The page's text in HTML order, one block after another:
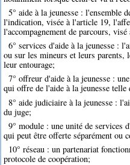
5° aide à la jeunesse : l'ensemble
l'indication, visée à l'article 19,
l'accompagnement de parcours,
6° services d'aide à la jeunesse :
ou sur les mineurs et leurs parents,
leur entourage;
7° offreur d'aide à la jeunesse :
qui offre de l'aide à la jeunesse
8° aide judiciaire à la jeunesse :
du juge;
9° module : une unité de services
qui peut être offerte séparément ou
10° réseau : un partenariat
protocole de coopération;